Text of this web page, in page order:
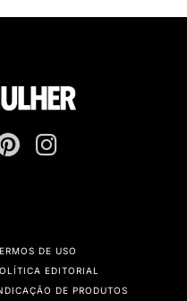
DE USO
EDITORIAL
DE PRODUTOS